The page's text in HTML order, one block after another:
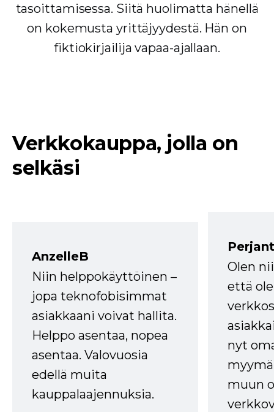
tasoittamisessa. Siitä huolimatta hänellä
on kokemusta yrittäjyydestä. Hän on
fiktiokirjailija vapaa-ajallaan.
Verkkokauppa, jolla on
selkäsi
AnzelleB
Niin helppokäyttöinen –
jopa teknofobisimmat
asiakkaani voivat hallita.
Helppo asentaa, nopea
asentaa. Valovuosia
edellä muita
kauppalaajennuksia.
Olen
että
nyt
muun